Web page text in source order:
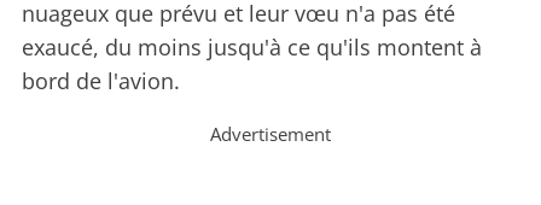
nuageux que prévu et leur vœu n'a pas été
exaucé, du moins jusqu'à ce qu'ils montent à
bord de l'avion.
Advertisement